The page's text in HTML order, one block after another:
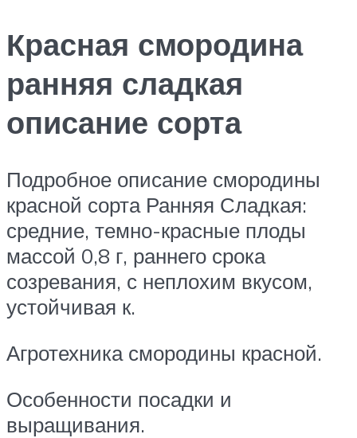
Красная смородина
ранняя сладкая
описание сорта
Подробное описание смородины
красной сорта Ранняя Сладкая:
средние, темно-красные плоды
массой 0,8 г, раннего срока
созревания, с неплохим вкусом,
устойчивая к.
Агротехника смородины красной.
Особенности посадки и
выращивания.